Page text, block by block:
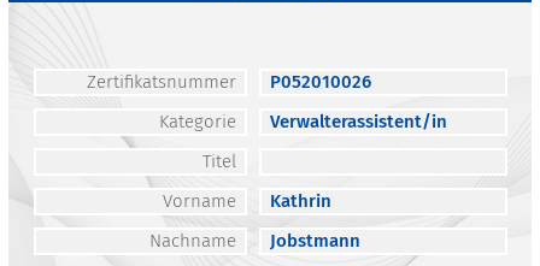
Zertifikatsnummer
P052010026
Kategorie
Verwalterassistent/in
Titel
Vorname
Kathrin
Nachname
Jobstmann